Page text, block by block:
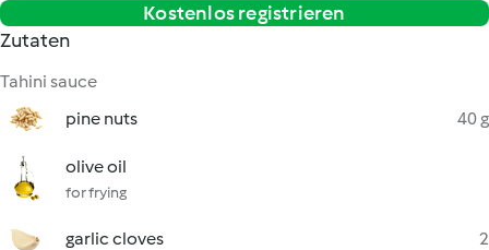
Kostenlos registrieren
Zutaten
Tahini sauce
pine nuts
40 g
olive oil
for frying
garlic cloves 2